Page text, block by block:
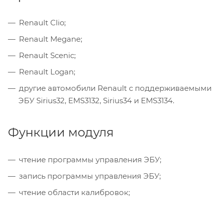
Renault Clio;
Renault Megane;
Renault Scenic;
Renault Logan;
другие автомобили Renault с поддерживаемыми
ЭБУ Sirius32, EMS3132, Sirius34 и EMS3134.
Функции модуля
чтение программы управления ЭБУ;
запись программы управления ЭБУ;
чтение области калибровок;